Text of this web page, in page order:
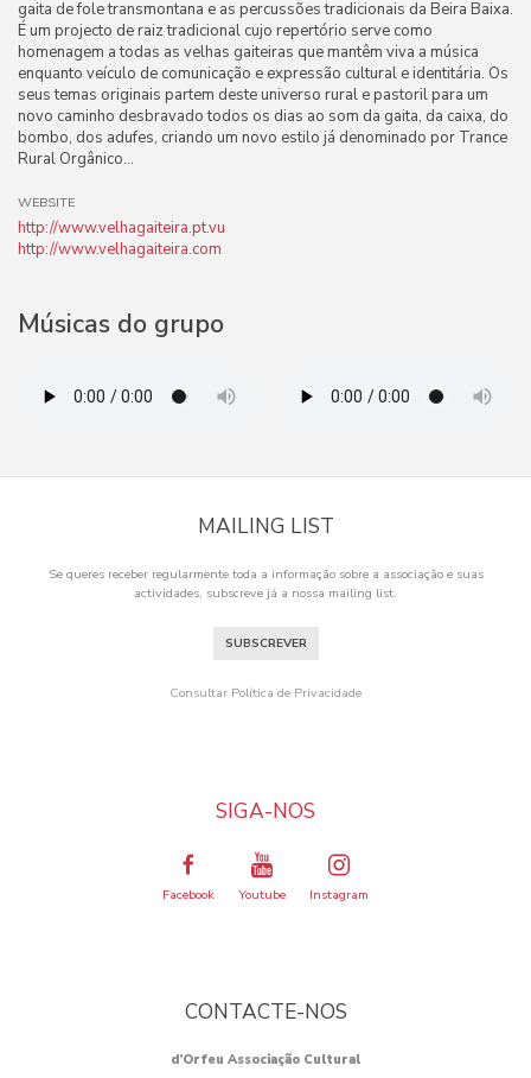
gaita de fole transmontana e as percussões tradicionais da Beira Baixa.
É um projecto de raiz tradicional cujo repertório serve como
homenagem a todas as velhas gaiteiras que mantêm viva a música
enquanto veículo de comunicação e expressão cultural e identitária. Os
seus temas originais partem deste universo rural e pastoril para um
novo caminho desbravado todos os dias ao som da gaita, da caixa, do
bombo, dos adufes, criando um novo estilo já denominado por Trance
Rural Orgânico...
WEBSITE
http://www.velhagaiteira.pt.vu
http://www.velhagaiteira.com
Músicas do grupo
MAILING LIST
Se queres receber regularmente toda a informação sobre a associação e suas
actividades, subscreve já a nossa mailing list.
SUBSCREVER
Consultar Política de Privacidade
SIGA-NOS
Facebook Youtube Instagram
CONTACTE-NOS
d’Orfeu Associação Cultural